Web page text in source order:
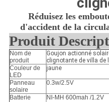
Réduisez les
d'accident de la
Produit
Nom de
produit
Goujon actionné
clignotante de villa de
Couleur de
LED
jaune
Panneau
solaire
0.3w/2.5V
Batterie
NI-MH 600mah /1.2V